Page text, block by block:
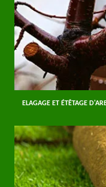
ELAGAGE ET ÉTÊTAGE